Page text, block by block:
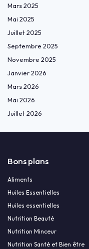
Mars 2025
Mai 2025
Juillet 2025
Septembre 2025
Novembre 2025
Janvier 2026
Mars 2026
Mai 2026
Juillet 2026
Bons plans
Aliments
Huiles Essentielles
Huiles essentielles
Nutrition Beauté
Nutrition Minceur
Nutrition Santé et Bien être